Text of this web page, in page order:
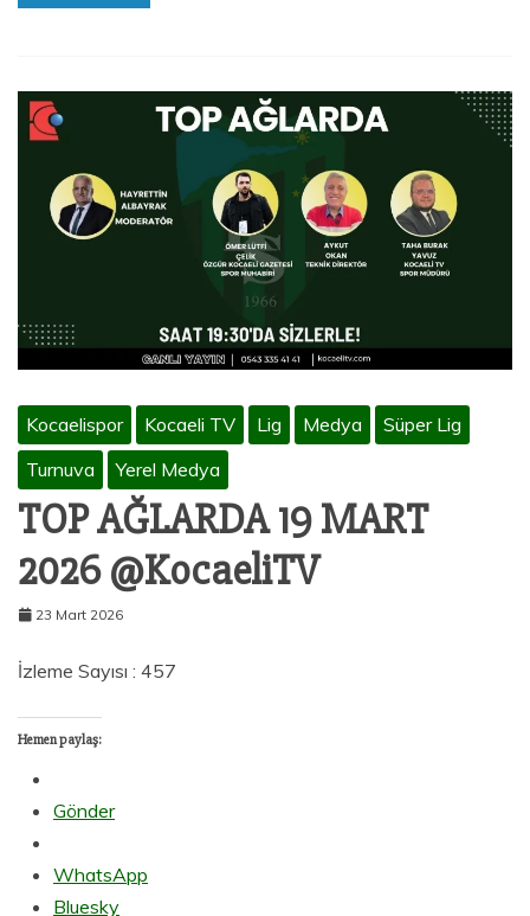
Kocaelispor Kocaeli TV Lig Medya
Süper Lig
Turnuva
Yerel Medya
TOP AĞLARDA 19 MART
2026 @KocaeliTV
23 Mart 2026
İzleme Sayısı : 457
Hemen paylaş:
Gönder
WhatsApp
Bluesky